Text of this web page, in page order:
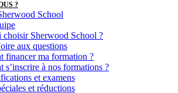
?
School
choisir Sherwood School ?
aux questions
financer ma formation ?
s’inscrire à nos formations ?
et examens
et réductions